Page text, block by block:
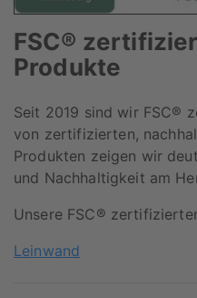
FSC®
Produkte
Seit 2019 sind wir FSC®
von zertifizierten,
Produkten zeigen wir
und Nachhaltigkeit am
Unsere FSC®
Leinwand